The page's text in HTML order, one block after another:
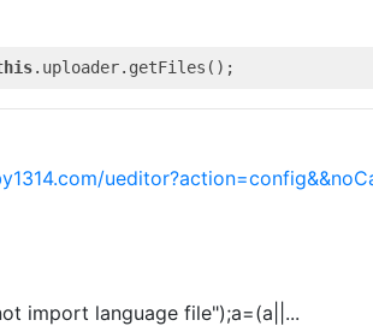
import language file");a=(a||...